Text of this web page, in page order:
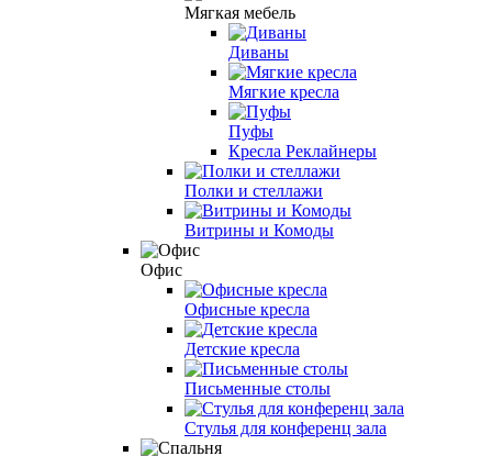
Мягкая мебель
Диваны
Мягкие кресла
Пуфы
Кресла Реклайнеры
Полки и стеллажи
Витрины и Комоды
Офис
Офисные кресла
Детские кресла
Письменные столы
Стулья для конференц зала